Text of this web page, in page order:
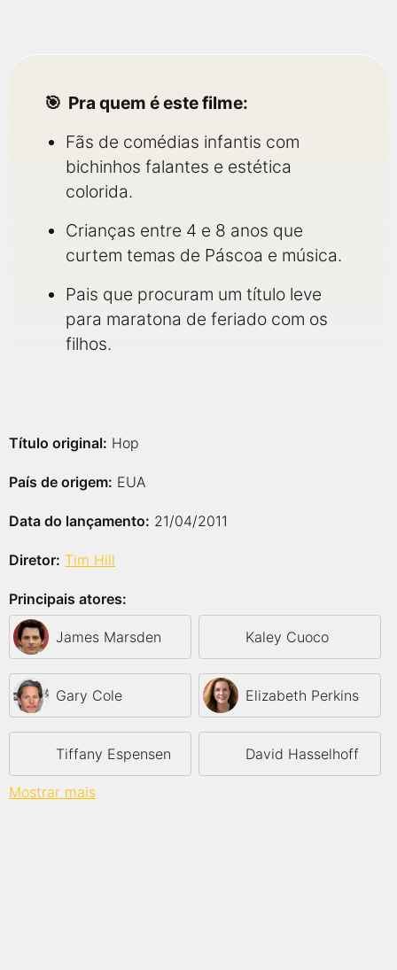
Pra quem é este filme:
Fãs de comédias infantis com
bichinhos falantes e estética
colorida.
Crianças entre 4 e 8 anos que
curtem temas de Páscoa e música.
Pais que procuram um título leve
para maratona de feriado com os
filhos.
Título original: Hop
País de origem: EUA
Data do lançamento: 21/04/2011
Diretor: Tim Hill
Principais atores:
James Marsden Kaley Cuoco
Gary Cole Elizabeth Perkins
Tiffany Espensen David Hasselhoff
Mostrar mais